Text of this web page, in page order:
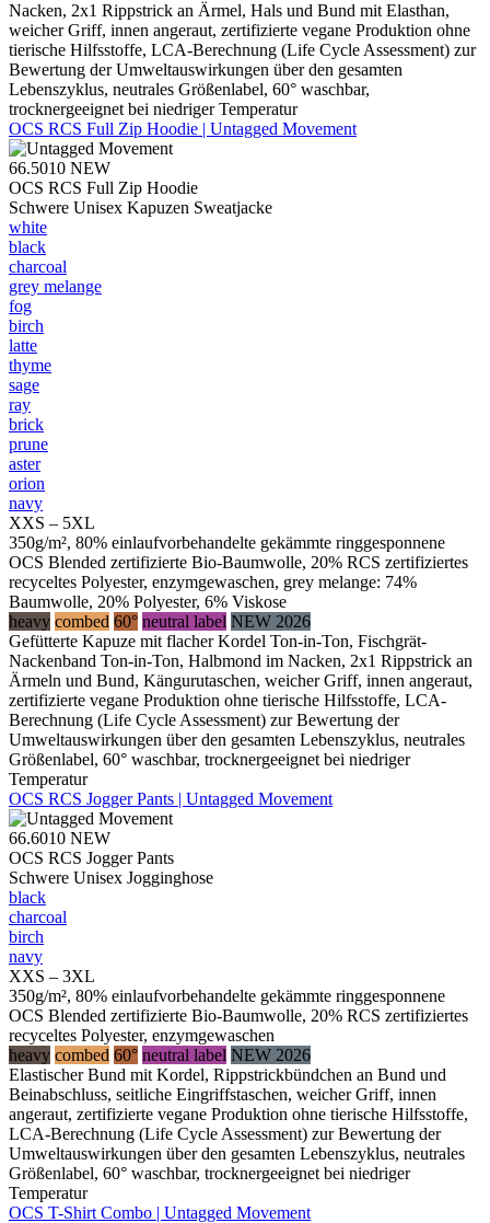
Nacken, 2x1 Rippstrick an Ärmel, Hals und Bund mit Elasthan,
weicher Griff, innen angeraut, zertifizierte vegane Produktion ohne
tierische Hilfsstoffe, LCA-Berechnung (Life Cycle Assessment) zur
Bewertung der Umweltauswirkungen über den gesamten
Lebenszyklus, neutrales Größenlabel, 60° waschbar,
trocknergeeignet bei niedriger Temperatur
OCS RCS Full Zip Hoodie | Untagged Movement
66.5010 NEW
OCS RCS Full Zip Hoodie
Schwere Unisex Kapuzen Sweatjacke
white
black
charcoal
grey melange
fog
birch
latte
thyme
sage
ray
brick
prune
aster
orion
navy
XXS – 5XL
350g/m², 80% einlaufvorbehandelte gekämmte ringgesponnene
OCS Blended zertifizierte Bio-Baumwolle, 20% RCS zertifiziertes
recyceltes Polyester, enzymgewaschen, grey melange: 74%
Baumwolle, 20% Polyester, 6% Viskose
heavy combed 60° neutral label NEW 2026
Gefütterte Kapuze mit flacher Kordel Ton-in-Ton, Fischgrät-
Nackenband Ton-in-Ton, Halbmond im Nacken, 2x1 Rippstrick an
Ärmeln und Bund, Kängurutaschen, weicher Griff, innen angeraut,
zertifizierte vegane Produktion ohne tierische Hilfsstoffe, LCA-
Berechnung (Life Cycle Assessment) zur Bewertung der
Umweltauswirkungen über den gesamten Lebenszyklus, neutrales
Größenlabel, 60° waschbar, trocknergeeignet bei niedriger
Temperatur
OCS RCS Jogger Pants | Untagged Movement
66.6010 NEW
OCS RCS Jogger Pants
Schwere Unisex Jogginghose
black
charcoal
birch
navy
XXS – 3XL
350g/m², 80% einlaufvorbehandelte gekämmte ringgesponnene
OCS Blended zertifizierte Bio-Baumwolle, 20% RCS zertifiziertes
recyceltes Polyester, enzymgewaschen
heavy combed 60° neutral label NEW 2026
Elastischer Bund mit Kordel, Rippstrickbündchen an Bund und
Beinabschluss, seitliche Eingriffstaschen, weicher Griff, innen
angeraut, zertifizierte vegane Produktion ohne tierische Hilfsstoffe,
LCA-Berechnung (Life Cycle Assessment) zur Bewertung der
Umweltauswirkungen über den gesamten Lebenszyklus, neutrales
Größenlabel, 60° waschbar, trocknergeeignet bei niedriger
Temperatur
OCS T-Shirt Combo | Untagged Movement